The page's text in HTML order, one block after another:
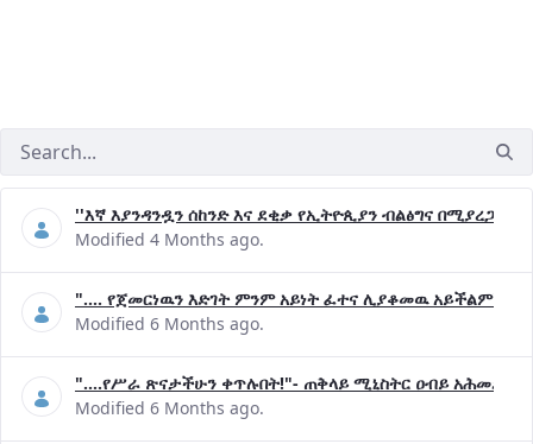
''እኛ እያንዳንዷን ሰከንድ እና ደቂቃ የኢትዮጲያን ብልፅግና
Modified 4 Months ago.
".... የጀመርነዉን እድገት ምንም አይነት ፈተና ሊያቆመዉ አይችልም"-
Modified 6 Months ago.
"....የሥራ ጽናታችሁን ቀጥሉበት!"- ጠቅላይ ሚኒስትር ዐብይ አሕመድ (ዶ/
Modified 6 Months ago.